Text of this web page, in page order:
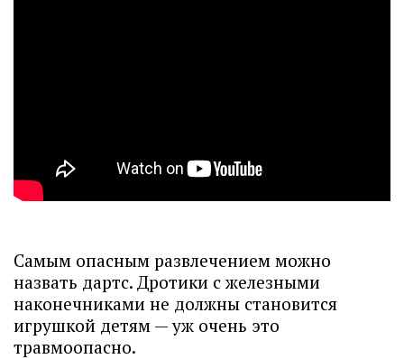
Самым опасным развлечением можно
назвать дартс. Дротики с железными
наконечниками не должны становится
игрушкой детям — уж очень это
травмоопасно.